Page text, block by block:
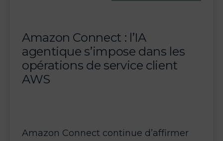
Service
Amazon Connect : l’IA
agentique s’impose dans les
opérations de service client
AWS
Amazon Connect continue d’affirmer